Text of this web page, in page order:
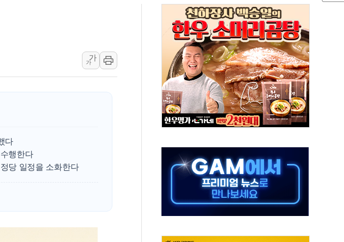
청와대, 북한 단거리 탄도미사일 발사에 긴급 안보 점검회의
금값 7주 만에 최고…美 고용 둔화·호르무즈 재개방 기대에 강세
[인도증시] 중동 긴장 완화에 실적 호조까지, 상승...호실적 보고 기업 상승세 뚜렷
러, 1인칭시점 드론으로 우크라 민간인 '사파리' 공격… 시민들 공포감 극대화 전략
[베트남 증시] 지수 하락 속 'DGC' 임시 주총 기대감에 홀로 상한가…마진 잔액은 사상 최고
'월가의 황제' 다이먼 "금융시장 레버리지 위험수위…숨은 차입이 더 큰 변수"
양주 섬유염색공장서 화재 1명 중상…대응 1단계 진압 중
김정관 산업부 장관 "주 52시간 손봐야, 경쟁상대 中과 비교해야"
해군 1함대 창설 80주년…지역과 함께하는 '선봉'의 대민 봉사
[3보] 북, 원산서 동해로 단거리 탄도미사일 1발 발사… 올해 10번째·42일 만 도발
우크라 드론 전술, 중남미 콜롬비아에 새 안보 위기… 반군·마약카르텔이 습득해 전투 활용
동해해경, 독도 해상서 부유물 감긴 어선 구조
구미 폐염산처리업체서 불 2시간30여분만에 진화...외국인 노동자 숨져
가
가
다
행한다
당 일정을 소화한다